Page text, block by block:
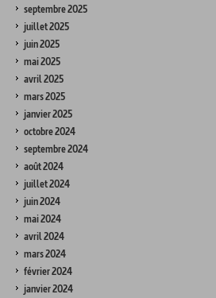
septembre 2025
juillet 2025
juin 2025
mai 2025
avril 2025
mars 2025
janvier 2025
octobre 2024
septembre 2024
août 2024
juillet 2024
juin 2024
mai 2024
avril 2024
mars 2024
février 2024
janvier 2024